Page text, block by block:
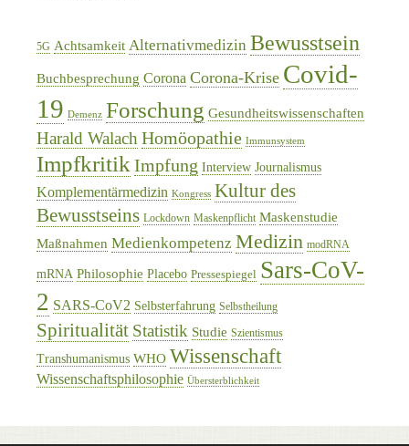
5G Achtsamkeit Alternativmedizin Bewusstsein
Buchbesprechung Corona Corona-Krise Covid-
19 Demenz Forschung Gesundheitswissenschaften
Harald Walach Homöopathie Immunsystem
Impfkritik Impfung Interview Journalismus
Komplementärmedizin Kongress Kultur des
Bewusstseins Lockdown Maskenpflicht Maskenstudie
Maßnahmen Medienkompetenz Medizin modRNA
mRNA Philosophie Placebo Pressespiegel Sars-CoV-
2 SARS-CoV2 Selbsterfahrung Selbstheilung
Spiritualität Statistik Studie Szientismus
Transhumanismus WHO Wissenschaft
Wissenschaftsphilosophie Übersterblichkeit